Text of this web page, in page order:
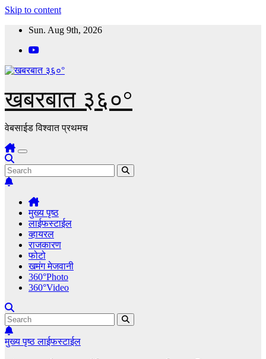
Skip to content
Sun. Aug 9th, 2026
खबरबात ३६०°
वेबसाईड विश्वात प्रथमच
मुख्य पृष्ठ
लाईफस्टाईल
व्हायरल
राजकारण
फोटो
खमंग मेजवानी
360°Photo
360°Video
मुख्य पृष्ठलाईफस्टाईल